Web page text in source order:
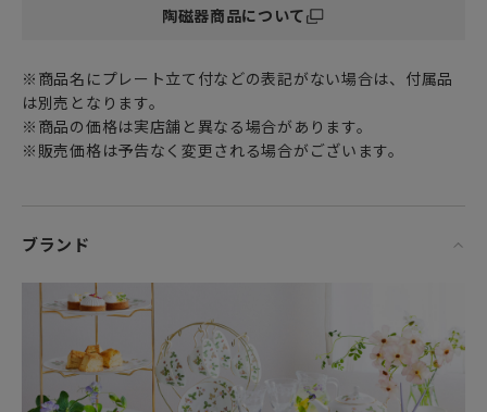
優れた透光性と強度、美しい白色が特徴の
ワンプレートとしても使えるディナープレート 27cm は
夕食のメインディッシュ用としてだけでなく
朝食のパンをのせたりするのにもちょうどいい大きさです。
いつものテーブルコーディネートを一層華やかにし
ひときわラグジュアリーなひとときを演出してくれるでしょ
う。
女性・男性にかかわらず、日頃お世話になっている方、大切
な方へ
特別な記念日に心を込めた上品な贈り物、お祝いのギフトや
プレゼントとしてだけでなく
陶磁器商品について
※商品名にプレート立て付などの表記がない場合は、付属品
は別売となります。
※商品の価格は実店舗と異なる場合があります。
※販売価格は予告なく変更される場合がございます。
ブランド